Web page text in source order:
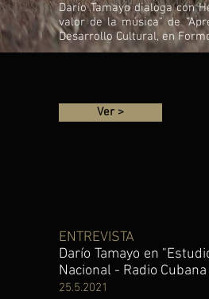
Darío Tamayo dialoga con
valor de la música" de
Desarrollo Cultural, en
Ver >
ENTREVISTA
Darío Tamayo en
Nacional - Radio Cubana
25.5.2021